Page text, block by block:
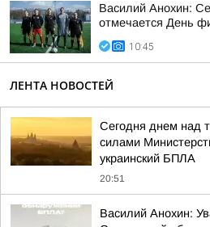
Василий Анохин:
отмечается День
10:45
ЛЕНТА НОВОСТЕЙ
Сегодня днем над
силами
украинский БПЛА
20:51
Василий Анохин: